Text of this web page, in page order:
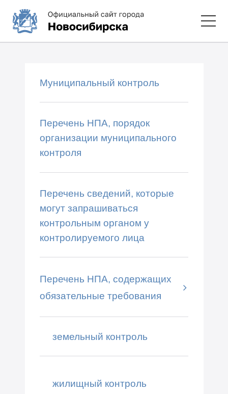
Муниципальный контроль
Перечень НПА, порядок
организации муниципального
контроля
Перечень сведений, которые
могут запрашиваться
контрольным органом у
контролируемого лица
Перечень НПА, содержащих
обязательные требования
земельный контроль
жилищный контроль